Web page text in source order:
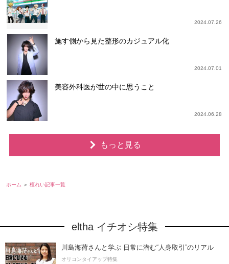
2024.07.26
施す側から見た整形のカジュアル化
2024.07.01
美容外科医が世の中に思うこと
2024.06.28
もっと見る
ホーム 檀れい記事一覧
eltha イチオシ特集
川島海荷さんと学ぶ 日常に潜む“人身取引”のリアル
オリコンタイアップ特集